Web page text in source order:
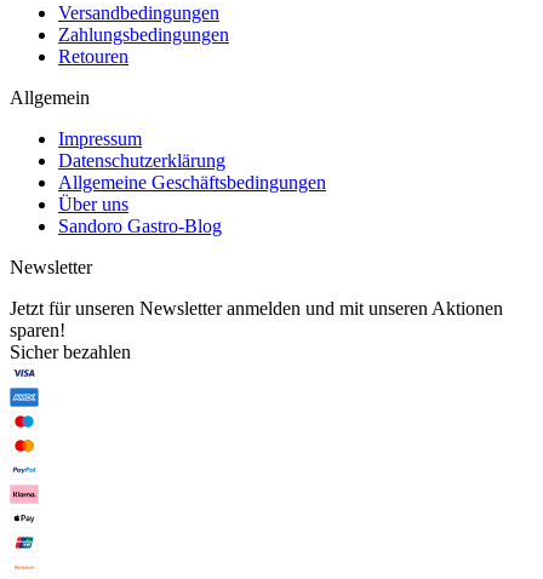
Versandbedingungen
Zahlungsbedingungen
Retouren
Allgemein
Impressum
Datenschutzerklärung
Allgemeine Geschäftsbedingungen
Über uns
Sandoro Gastro-Blog
Newsletter
Jetzt für unseren Newsletter anmelden und mit unseren Aktionen
sparen!
Sicher bezahlen